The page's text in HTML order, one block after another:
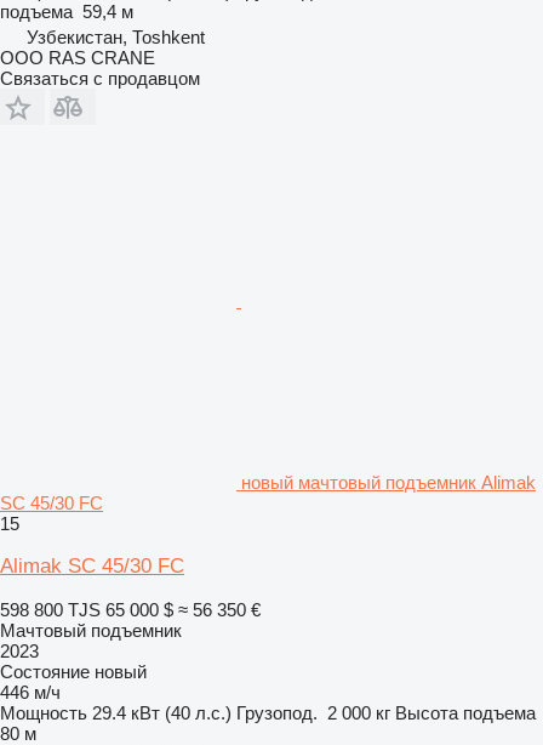
подъема 59,4 м
Узбекистан, Тоshkent
ООО RAS CRANE
Связаться с продавцом
новый мачтовый подъемник Alimak
SC 45/30 FC
15
Alimak SC 45/30 FC
598 800 TJS 65 000 $ ≈ 56 350 €
Мачтовый подъемник
2023
Состояние новый
446 м/ч
Мощность 29.4 кВт (40 л.с.) Грузопод. 2 000 кг Высота подъема
80 м